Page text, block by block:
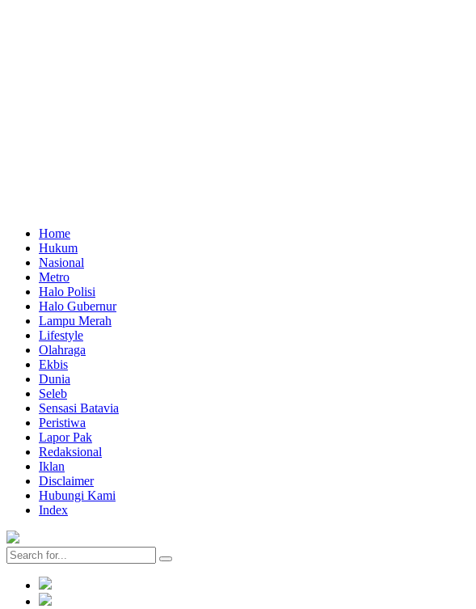
Home
Hukum
Nasional
Metro
Halo Polisi
Halo Gubernur
Lampu Merah
Lifestyle
Olahraga
Ekbis
Dunia
Seleb
Sensasi Batavia
Peristiwa
Lapor Pak
Redaksional
Iklan
Disclaimer
Hubungi Kami
Index